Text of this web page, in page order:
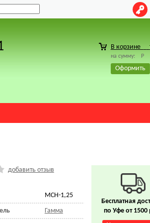
В корзине
на сумму: Р
Оформить
добавить отзыв
МСН-1,25
Гамма
Бесплатная
по Уфе от 1500